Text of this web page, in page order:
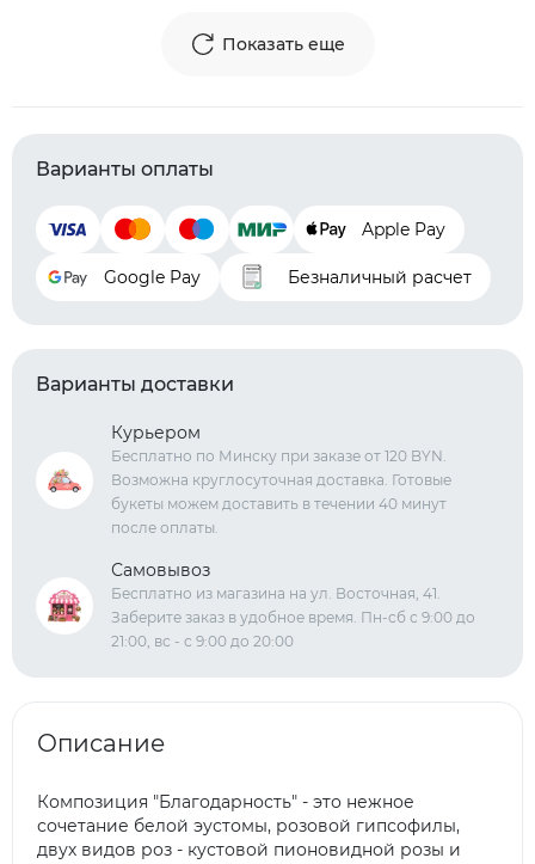
Показать еще
Варианты оплаты
Apple Pay
Google Pay Безналичный расчет
Варианты доставки
Курьером
Бесплатно по Минску при заказе от 120 BYN.
Возможна круглосуточная доставка. Готовые
букеты можем доставить в течении 40 минут
после оплаты.
Самовывоз
Бесплатно из магазина на ул. Восточная, 41.
Заберите заказ в удобное время. Пн-сб с 9:00 до
21:00, вс - с 9:00 до 20:00
Описание
Композиция "Благодарность" - это нежное
сочетание белой эустомы, розовой гипсофилы,
двух видов роз - кустовой пионовидной розы и